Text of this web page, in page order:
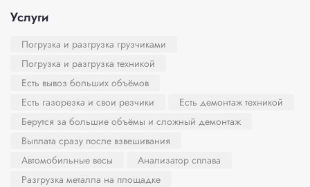
Услуги
Погрузка и разгрузка грузчиками
Погрузка и разгрузка техникой
Есть вывоз больших объёмов
Есть газорезка и свои резчики
Есть демонтаж техникой
Берутся за большие объёмы и сложный демонтаж
Выплата сразу после взвешивания
Автомобильные весы
Анализатор сплава
Разгрузка металла на площадке